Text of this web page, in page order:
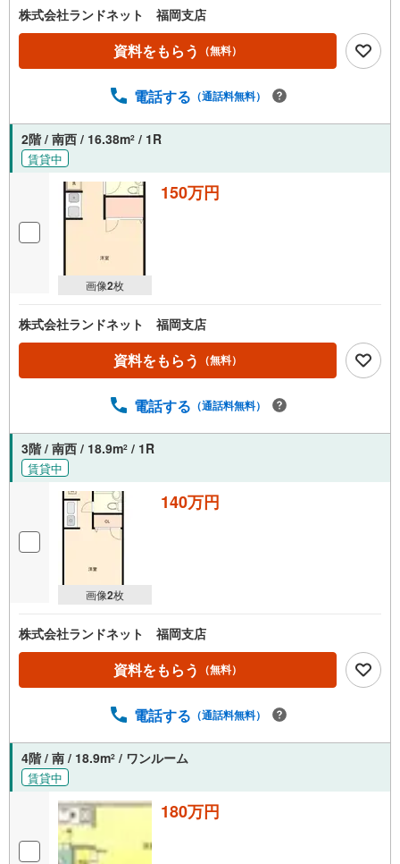
株式会社ランドネット 福岡支店
資料をもらう （無料）
電話する （通話料無料）
2階 / 南西 / 16.38m2 / 1R
賃貸中
画像2枚
150万円
株式会社ランドネット 福岡支店
資料をもらう （無料）
電話する （通話料無料）
3階 / 南西 / 18.9m2 / 1R
賃貸中
画像2枚
140万円
株式会社ランドネット 福岡支店
資料をもらう （無料）
電話する （通話料無料）
4階 / 南 / 18.9m2 / ワンルーム
賃貸中
180万円